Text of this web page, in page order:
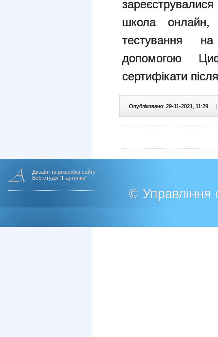
школа
тестування
допомогою
сертифікати
Опубліковано: 29-11-2021, 11:29 |
Дизайн та розробка сайту
Веб-студія "Паутинка"
© Управління